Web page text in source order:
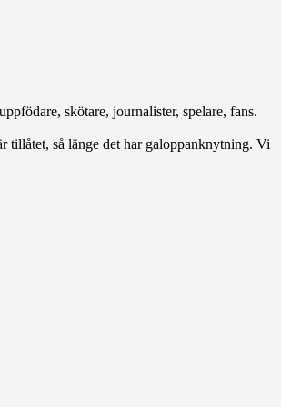
skötare, journalister, spelare, fans.
tillåtet, så länge det har galoppanknytning. Vi